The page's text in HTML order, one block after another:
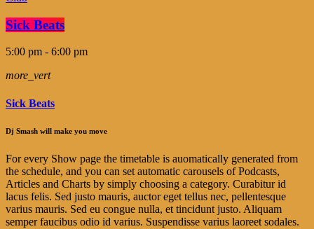
Sick Beats
5:00 pm - 6:00 pm
more_vert
Sick Beats
Dj Smash will make you move
For every Show page the timetable is auomatically generated from
the schedule, and you can set automatic carousels of Podcasts,
Articles and Charts by simply choosing a category. Curabitur id
lacus felis. Sed justo mauris, auctor eget tellus nec, pellentesque
varius mauris. Sed eu congue nulla, et tincidunt justo. Aliquam
semper faucibus odio id varius. Suspendisse varius laoreet sodales.